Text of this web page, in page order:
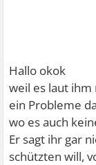
Hallo okok
weil es laut ihm
ein Probleme
wo es auch
Er sagt ihr gar
schützten will,